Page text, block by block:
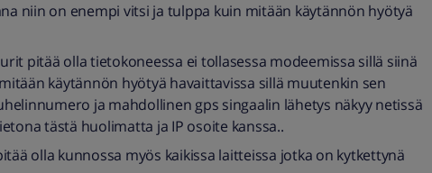
niin on enempi vitsi ja tulppa kuin mitään käytännön hyötyä
pitää olla tietokoneessa ei tollasessa modeemissa sillä siinä
käytännön hyötyä havaittavissa sillä muutenkin sen
ja mahdollinen gps singaalin lähetys näkyy netissä
tästä huolimatta ja IP osoite kanssa..
olla kunnossa myös kaikissa laitteissa jotka on kytkettynä